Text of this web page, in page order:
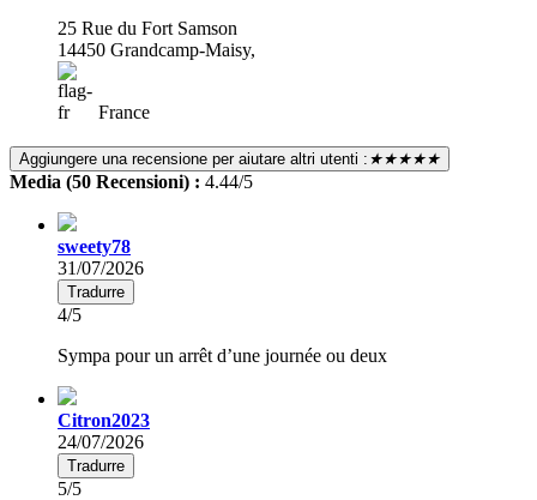
25 Rue du Fort Samson
14450 Grandcamp-Maisy,
France
Aggiungere una recensione per aiutare altri utenti : ★★★★★
Media (50 Recensioni) : 4.44/5
sweety78
31/07/2026
Tradurre
4/5
Sympa pour un arrêt d’une journée ou deux
Citron2023
24/07/2026
Tradurre
5/5